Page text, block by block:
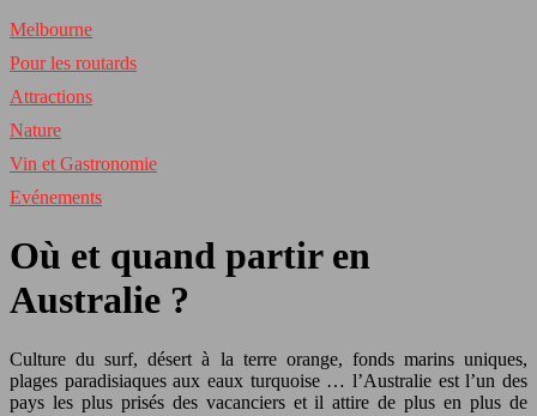
Melbourne
Pour les routards
Attractions
Nature
Vin et Gastronomie
Evénements
Où et quand partir en
Australie ?
Culture du surf, désert à la terre orange, fonds marins uniques,
plages paradisiaques aux eaux turquoise … l’Australie est l’un des
pays les plus prisés des vacanciers et il attire de plus en plus de